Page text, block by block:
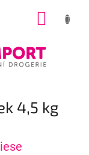
4,5 kg